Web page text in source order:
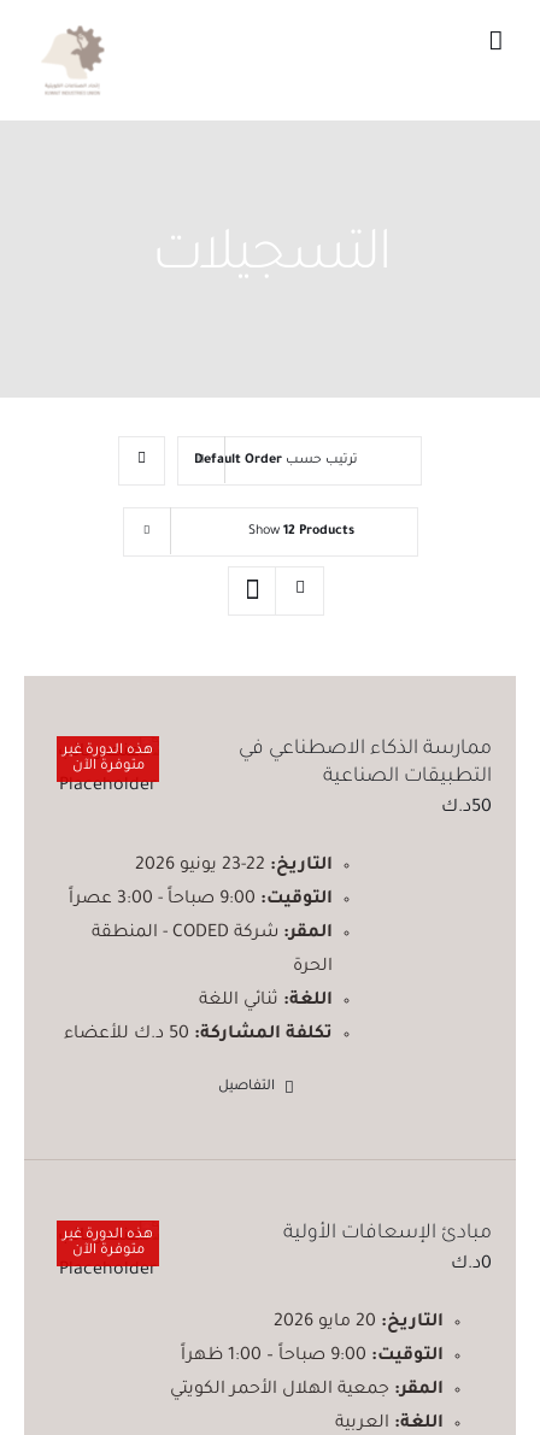
التسجيلات
ترتيب حسب Default Order
Show 12 Products
هذه الدورة غير
متوفرة الآن
ممارسة الذكاء الاصطناعي في
التطبيقات الصناعية
50د.ك
التاريخ:
التوقيت:
المقر:
شركة CODED - المنطقة
الحرة
اللغة: ثنائي اللغة
تكلفة المشاركة:
التفاصيل
هذه الدورة غير
متوفرة الآن
مبادئ الإسعافات الأولية
0د.ك
التاريخ:
التوقيت:
المقر: جمعية الهلال الأحمر الكويتي
اللغة: العربية